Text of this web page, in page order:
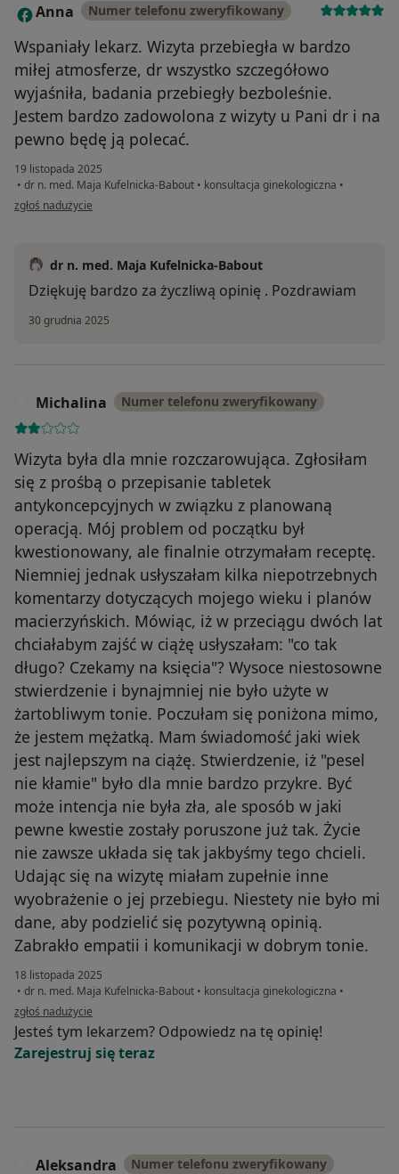
A Anna Numer telefonu zweryfikowany
Wspaniały lekarz. Wizyta przebiegła w bardzo
miłej atmosferze, dr wszystko szczegółowo
wyjaśniła, badania przebiegły bezboleśnie.
Jestem bardzo zadowolona z wizyty u Pani dr i na
pewno będę ją polecać.
19 listopada 2025
• dr n. med. Maja Kufelnicka-Babout • konsultacja ginekologiczna •
w opinii użytkownika Anna
zgłoś nadużycie
dr n. med. Maja Kufelnicka-Babout
Dziękuję bardzo za życzliwą opinię . Pozdrawiam
30 grudnia 2025
Michalina Numer telefonu zweryfikowany
Wizyta była dla mnie rozczarowująca. Zgłosiłam
się z prośbą o przepisanie tabletek
antykoncepcyjnych w związku z planowaną
operacją. Mój problem od początku był
kwestionowany, ale finalnie otrzymałam receptę.
Niemniej jednak usłyszałam kilka niepotrzebnych
komentarzy dotyczących mojego wieku i planów
macierzyńskich. Mówiąc, iż w przeciągu dwóch lat
chciałabym zajść w ciążę usłyszałam: "co tak
długo? Czekamy na księcia"? Wysoce niestosowne
stwierdzenie i bynajmniej nie było użyte w
żartobliwym tonie. Poczułam się poniżona mimo,
że jestem mężatką. Mam świadomość jaki wiek
jest najlepszym na ciążę. Stwierdzenie, iż "pesel
nie kłamie" było dla mnie bardzo przykre. Być
może intencja nie była zła, ale sposób w jaki
pewne kwestie zostały poruszone już tak. Życie
nie zawsze układa się tak jakbyśmy tego chcieli.
Udając się na wizytę miałam zupełnie inne
wyobrażenie o jej przebiegu. Niestety nie było mi
dane, aby podzielić się pozytywną opinią.
Zabrakło empatii i komunikacji w dobrym tonie.
18 listopada 2025
• dr n. med. Maja Kufelnicka-Babout • konsultacja ginekologiczna •
w opinii użytkownika Michalina
zgłoś nadużycie
Jesteś tym lekarzem? Odpowiedz na tę opinię!
Zarejestruj się teraz
Aleksandra Numer telefonu zweryfikowany